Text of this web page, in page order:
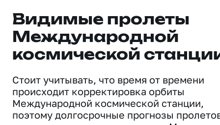
Видимые пролеты
Международной
космической
Стоит учитывать, что время от времени
происходит корректировка орбиты
Международной космической станции,
поэтому долгосрочные прогнозы